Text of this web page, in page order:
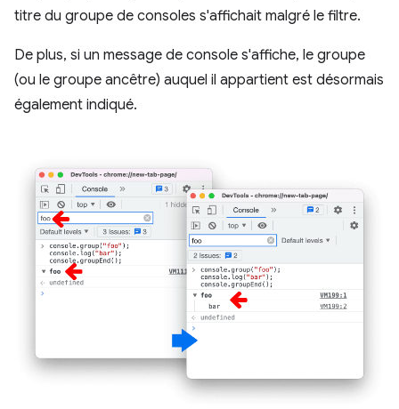
titre du groupe de consoles s'affichait malgré le filtre.
De plus, si un message de console s'affiche, le groupe
(ou le groupe ancêtre) auquel il appartient est désormais
également indiqué.